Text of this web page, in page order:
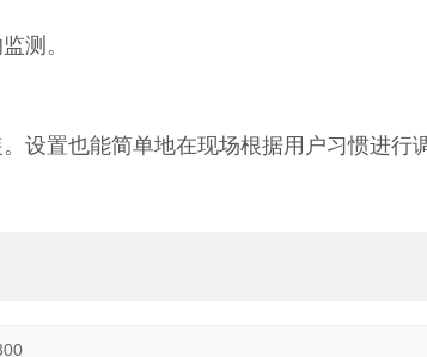
测。
设置也能简单地在现场根据用户习惯进行